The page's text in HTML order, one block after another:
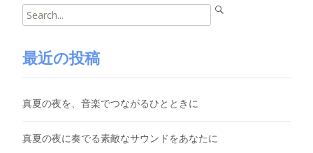
Search
for:
最近の投稿
真夏の夜を、音楽でつながるひとときに
真夏の夜に奏でる素敵なサウンドをあなたに